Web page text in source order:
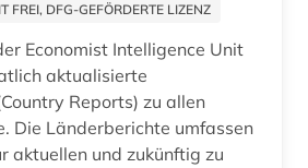
alternativmedizin (1)
altersmedizin (1)
altersversorung (1)
FREI, DFG-GEFÖRDERTE LIZENZ
Economist Intelligence Unit
aktualisierte
Reports) zu allen
Die Länderberichte umfassen
aktuellen und zukünftig zu